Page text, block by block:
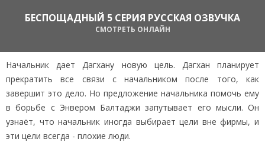
БЕСПОЩАДНЫЙ 5 СЕРИЯ РУССКАЯ ОЗВУЧКА
СМОТРЕТЬ ОНЛАЙН
Начальник дает Дагхану новую цель. Дагхан планирует
прекратить все связи с начальником после того, как
завершит это дело. Но предложение начальника помочь ему
в борьбе с Энвером Балтаджи запутывает его мысли. Он
узнаёт, что начальник иногда выбирает цели вне фирмы, и
эти цели всегда - плохие люди.